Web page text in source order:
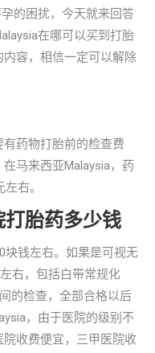
的困扰，今天就来回答
在哪可以买到打胎
容，相信一定可以解除
药物打胎前的检查费
马来西亚Malaysia，药
右。
胎药多少钱
块钱左右。如果是可视无
右，包括白带常规化
的检查，全部合格以后
，由于医院的级别不
收费便宜，三甲医院收